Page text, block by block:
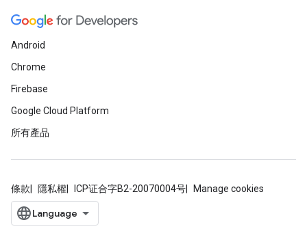
Android
Chrome
Firebase
Google Cloud Platform
所有產品
條款 隱私權 ICP证合字B2-20070004号 Manage cookies